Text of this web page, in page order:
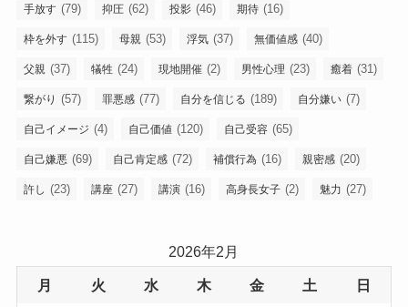
手放す (79) 抑圧 (62) 投影 (46) 期待 (16)
枠を外す (115) 母親 (53) 浮気 (37) 無価値感 (40)
父親 (37) 犠牲 (24) 現地開催 (2) 男性心理 (23) 癒着 (31)
繋がり (57) 罪悪感 (77) 自分を信じる (189) 自分嫌い (7)
自己イメージ (4) 自己価値 (120) 自己受容 (65)
自己嫌悪 (69) 自己肯定感 (72) 補償行為 (16) 親密感 (20)
許し (23) 講座 (27) 講演 (16) 高身長女子 (2) 魅力 (27)
2026年2月
月 火 水 木 金 土 日